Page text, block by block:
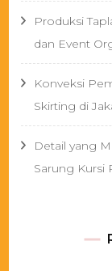
Produksi
dan Event
Konveksi
Skirting di
Detail yang
Sarung Kursi